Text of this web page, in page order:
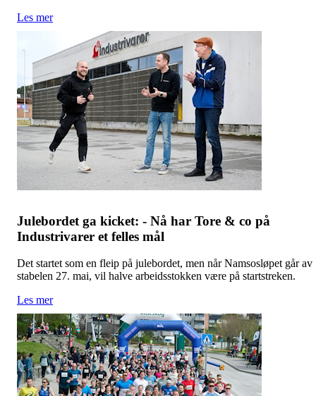
Les mer
Julebordet ga kicket: - Nå har Tore & co på
Industrivarer et felles mål
Det startet som en fleip på julebordet, men når Namsosløpet går av
stabelen 27. mai, vil halve arbeidsstokken være på startstreken.
Les mer